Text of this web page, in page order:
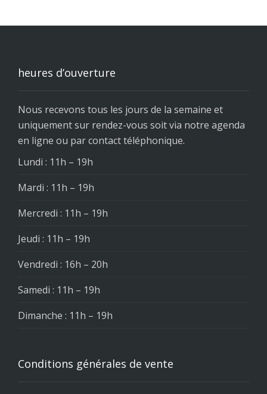
heures d’ouverture
Nous recevons tous les jours de la semaine et
uniquement sur rendez-vous soit via notre agenda
en ligne ou par contact téléphonique.
Lundi : 11h – 19h
Mardi : 11h – 19h
Mercredi : 11h – 19h
Jeudi : 11h – 19h
Vendredi : 16h – 20h
Samedi : 11h – 19h
Dimanche : 11h – 19h
Conditions générales de vente